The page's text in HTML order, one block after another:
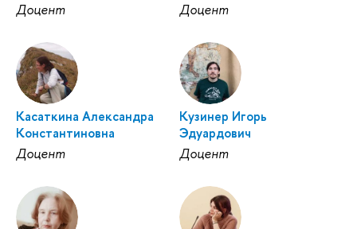
Доцент
Доцент
Касаткина Александра
Константиновна
Доцент
Кузинер Игорь
Эдуардович
Доцент